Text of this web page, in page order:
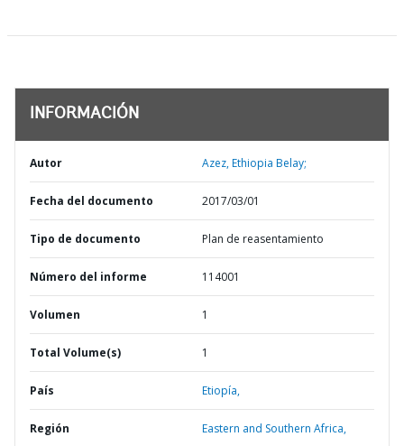
INFORMACIÓN
Autor Azez, Ethiopia Belay;
Fecha del documento 2017/03/01
Tipo de documento Plan de reasentamiento
Número del informe 114001
Volumen 1
Total Volume(s) 1
País Etiopía,
Región Eastern and Southern Africa,